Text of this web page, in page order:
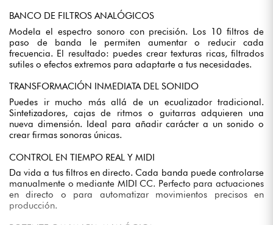
BANCO DE FILTROS ANALÓGICOS
Modela el espectro sonoro con precisión. Los 10 filtros de
paso de banda le permiten aumentar o reducir cada
frecuencia. El resultado: puedes crear texturas ricas, filtrados
sutiles o efectos extremos para adaptarte a tus necesidades.
TRANSFORMACIÓN INMEDIATA DEL SONIDO
Puedes ir mucho más allá de un ecualizador tradicional.
Sintetizadores, cajas de ritmos o guitarras adquieren una
nueva dimensión. Ideal para añadir carácter a un sonido o
crear firmas sonoras únicas.
CONTROL EN TIEMPO REAL Y MIDI
Da vida a tus filtros en directo. Cada banda puede controlarse
manualmente o mediante MIDI CC. Perfecto para actuaciones
en directo o para automatizar movimientos precisos en
producción.